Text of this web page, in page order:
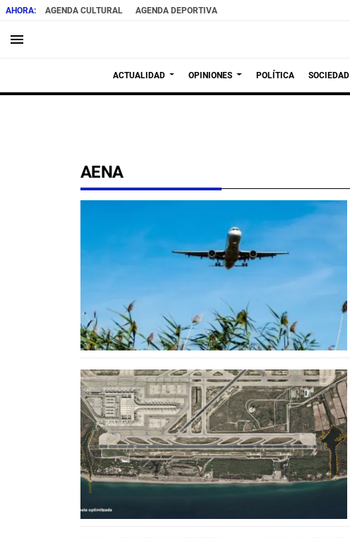
AGENDA CULTURAL AGENDA DEPORTIVA
menu
ACTUALIDAD OPINIONES POLÍTICA SOCIEDAD
AENA